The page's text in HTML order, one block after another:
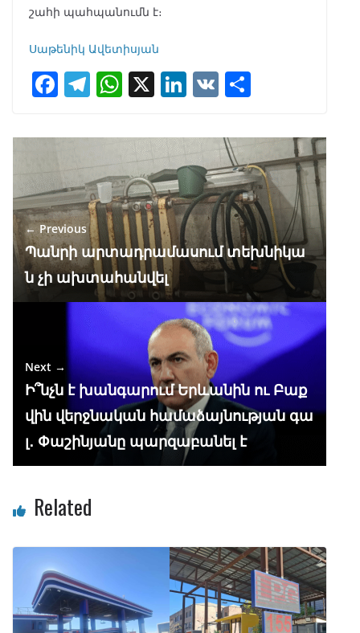
շահի պահպանումն է։
Սաթենիկ Ավետիսյան
F
e
b
o
o
k
T
e
gr
a
m
W
at
s
A
p
p
X Li
k
e
dI
n
V
ar
e
← Previous
Պանրի արտադրամասում տեխնիկա
ն չի ախտահանվել
Next →
Ի՞նչն է խանգարում Երևանին ու Բաք
վին վերջնական համաձայնության գա
լ․ Փաշինյանը պարզաբանել է
Related